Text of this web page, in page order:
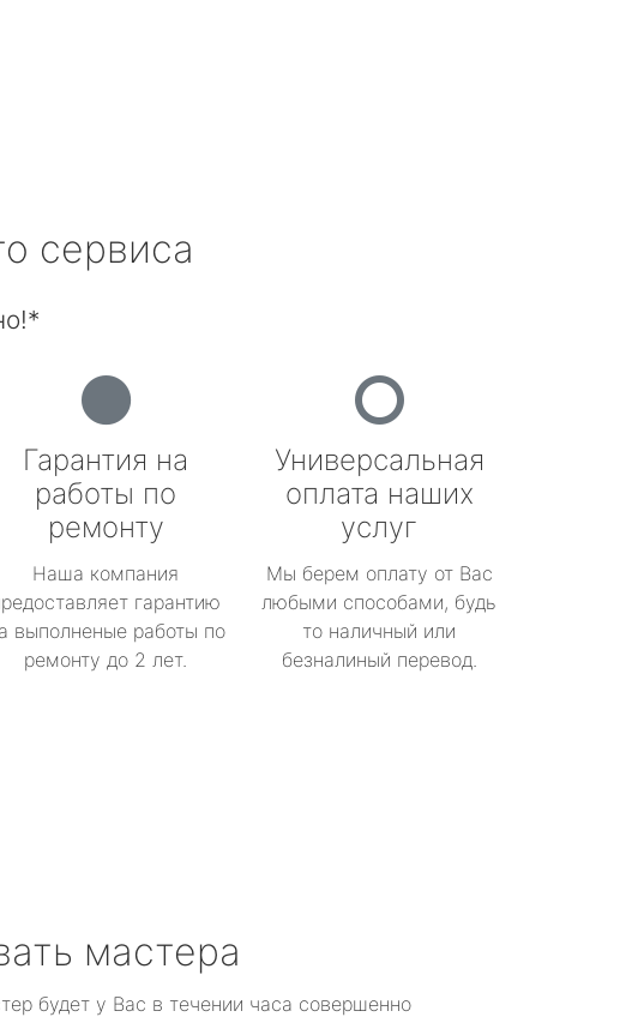
сервиса
Гарантия на
работы по
ремонту
Наша компания
гарантию
выполненые работы по
ремонту до 2 лет.
Универсальная
оплата наших
услуг
Мы берем оплату от Вас
любыми способами, будь
то наличный или
безналиный перевод.
мастера
будет у Вас в течении часа совершенно